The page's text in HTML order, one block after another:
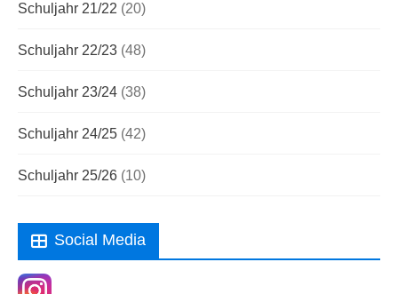
Schuljahr 21/22 (20)
Schuljahr 22/23 (48)
Schuljahr 23/24 (38)
Schuljahr 24/25 (42)
Schuljahr 25/26 (10)
Social Media